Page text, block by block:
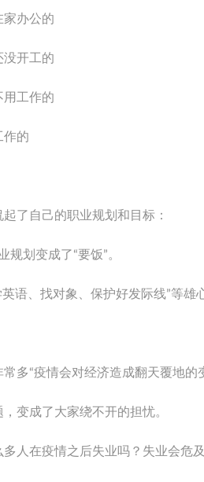
家办公的
没开工的
用工作的
作的
了自己的职业规划和目标：
规划变成了“要饭”。
语、找对象、保护好发际线”等雄
多“疫情会对经济造成翻天覆地的
变成了大家绕不开的担忧。
人在疫情之后失业吗？失业会危